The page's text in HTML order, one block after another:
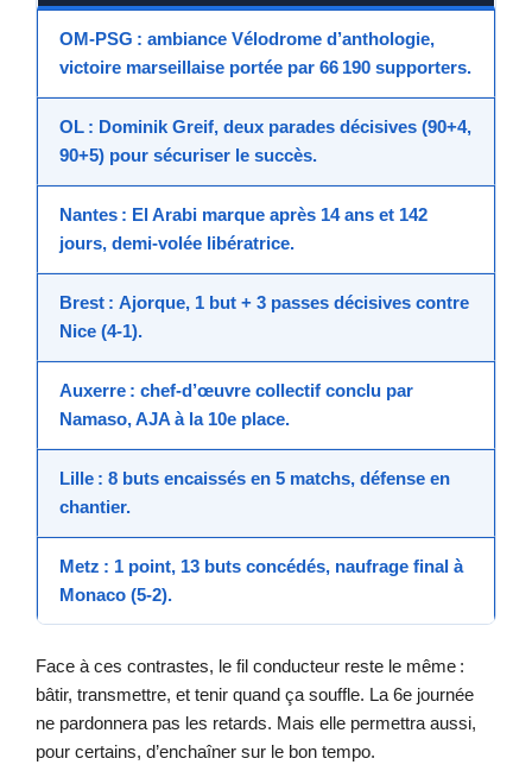
OM-PSG : ambiance Vélodrome d’anthologie,
victoire marseillaise portée par 66 190 supporters.
OL : Dominik Greif, deux parades décisives (90+4,
90+5) pour sécuriser le succès.
Nantes : El Arabi marque après 14 ans et 142
jours, demi-volée libératrice.
Brest : Ajorque, 1 but + 3 passes décisives contre
Nice (4-1).
Auxerre : chef-d’œuvre collectif conclu par
Namaso, AJA à la 10e place.
Lille : 8 buts encaissés en 5 matchs, défense en
chantier.
Metz : 1 point, 13 buts concédés, naufrage final à
Monaco (5-2).
Face à ces contrastes, le fil conducteur reste le même :
bâtir, transmettre, et tenir quand ça souffle. La 6e journée
ne pardonnera pas les retards. Mais elle permettra aussi,
pour certains, d’enchaîner sur le bon tempo.